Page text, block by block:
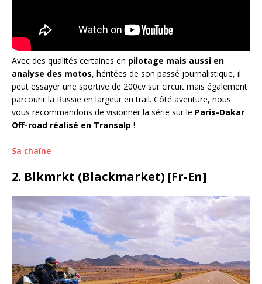
Avec des qualités certaines en pilotage mais aussi en
analyse des motos, héritées de son passé journalistique, il
peut essayer une sportive de 200cv sur circuit mais également
parcourir la Russie en largeur en trail. Côté aventure, nous
vous recommandons de visionner la série sur le Paris-Dakar
Off-road réalisé en Transalp !
Sa chaîne
2. Blkmrkt (Blackmarket) [Fr-En]